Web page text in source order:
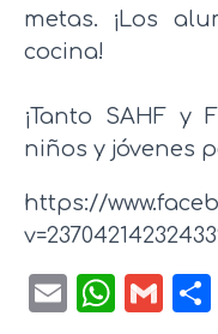
metas. ¡Los
cocina!
¡Tanto SAHF y
niños y jóvenes
https://
Email